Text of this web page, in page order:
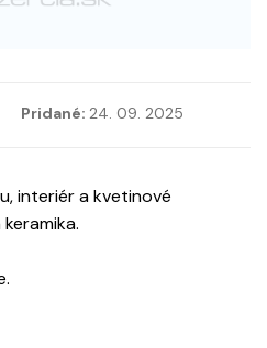
Pridané: 24. 09. 2025
interiér a kvetinové